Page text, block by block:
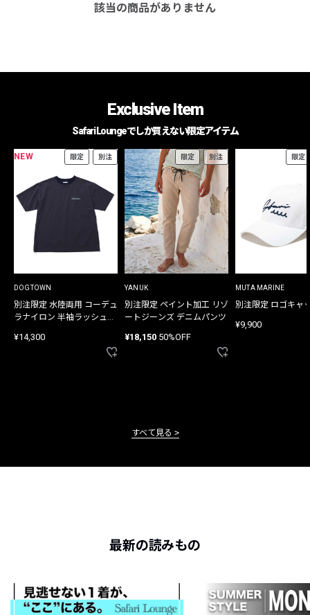
該当の商品がありません
Exclusive Item
Safari Loungeでしか買えない限定アイテム
NEW 限定 別注
DOGTOWN
別注限定 水陸両用 コーデュ
ラナイロン 半袖ラッシュガ
¥14,300
限定 別注
YANUK
別注限定 ペイント加工 リゾ
ートジーンズ デニムパンツ
¥18,150 50%OFF
限定
MUTA MARINE
別注限定 ロゴキャ
¥9,900
すべて見る
最新の読みもの